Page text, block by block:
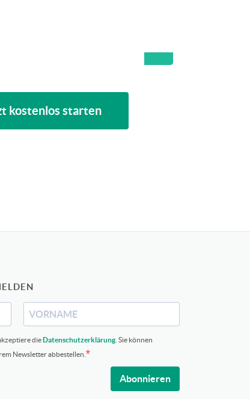
kostenlos starten
dieDatenschutzerklärung . Sie können
Newsletter abbestellen.
Abonnieren